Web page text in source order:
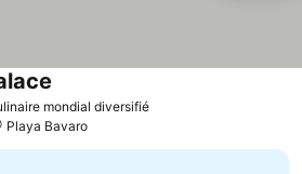
mondial diversifiéConsulter les prix
Playa Bavaro